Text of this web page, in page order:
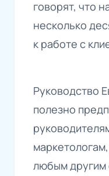
говорят, что
несколько
к работе с
Руководство
полезно
любым другим